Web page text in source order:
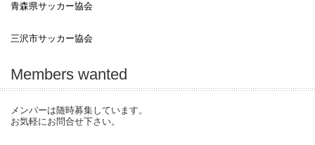
青森県サッカー協会
三沢市サッカー協会
Members wanted
メンバーは随時募集しています。
お気軽にお問合せ下さい。